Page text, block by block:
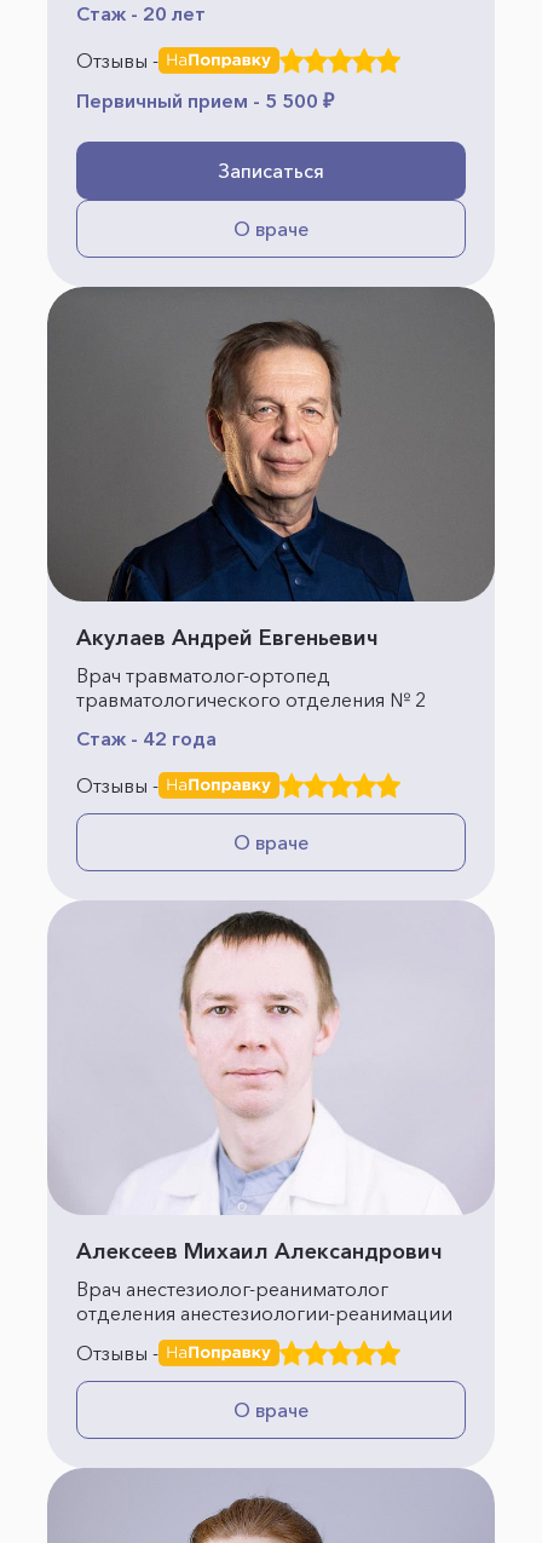
Стаж - 20 лет
Отзывы -
Первичный прием - 5 500 ₽
Записаться
О враче
Акулаев Андрей Евгеньевич
Врач травматолог-ортопед
травматологического отделения № 2
Стаж - 42 года
Отзывы -
О враче
Алексеев Михаил Александрович
Врач анестезиолог-реаниматолог
отделения анестезиологии-реанимации
Отзывы -
О враче